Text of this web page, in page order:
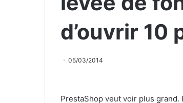
d’ouvrir 10
05/03/2014
PrestaShop veut voir plus grand.